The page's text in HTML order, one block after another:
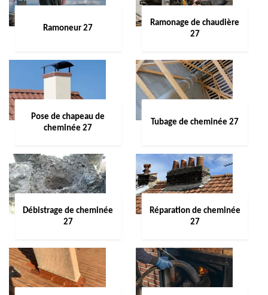
Ramoneur 27
Ramonage de chaudière
27
Pose de chapeau de
cheminée 27
Tubage de cheminée 27
Débistrage de cheminée
27
Réparation de cheminée
27